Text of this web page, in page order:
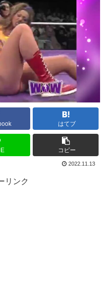
はてブ
コピー
2022.11.13
リンク